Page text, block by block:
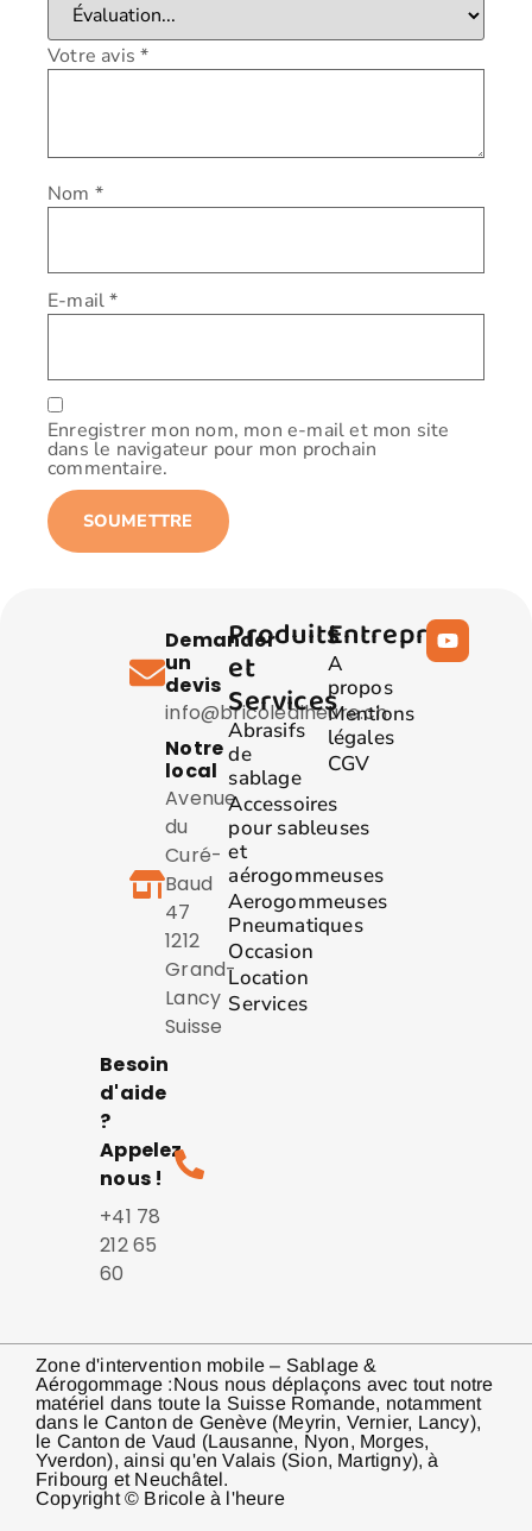
Votre avis*
Nom *
E-mail*
Enregistrer mon nom, mon e-mail et mon site
dans le navigateur pour mon prochain
commentaire.
Demander
un
devis
info@bricolealheure.ch
Notre
local
Avenue
du
Curé-
Baud
47
1212
Grand-
Lancy
Suisse
Besoin
d'aide
?
Appelez
nous !
+41 78
212 65
60
Produits
et
Services
Abrasifs
de
sablage
Accessoires
pour sableuses
et
aérogommeuses
Aerogommeuses
Pneumatiques
Occasion
Location
Services
Entreprise
A
propos
Mentions
légales
CGV
Zone d'intervention mobile – Sablage &
Aérogommage :Nous nous déplaçons avec tout notre
matériel dans toute la Suisse Romande, notamment
dans le Canton de Genève (Meyrin, Vernier, Lancy),
le Canton de Vaud (Lausanne, Nyon, Morges,
Yverdon), ainsi qu'en Valais (Sion, Martigny), à
Fribourg et Neuchâtel.
Copyright © Bricole à l'heure